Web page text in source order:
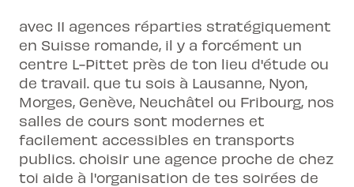
avec 11 agences réparties stratégiquement
en Suisse romande, il y a forcément un
centre L-Pittet près de ton lieu d'étude ou
de travail. que tu sois à Lausanne, Nyon,
Morges, Genève, Neuchâtel ou Fribourg, nos
salles de cours sont modernes et
facilement accessibles en transports
publics. choisir une agence proche de chez
toi aide à l'organisation de tes soirées de